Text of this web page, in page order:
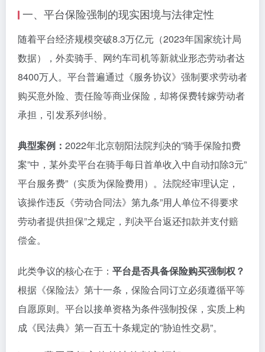
一、平台保险强制的现实困境与法律定性
随着平台经济规模突破8.3万亿元（2023年国家统计局
数据），外卖骑手、网约车司机等新就业形态劳动者达
8400万人。平台普遍通过《服务协议》强制要求劳动者
购买意外险、责任险等商业保险，却将保费转嫁劳动者
承担，引发系列纠纷。
典型案例： 2022年北京朝阳法院判决的”骑手保险扣费
案”中，某外卖平台在骑手每日首单收入中自动扣除3元”
平台服务费”（实质为保险费用）。法院经审理认定，
该操作违反《劳动合同法》第九条”用人单位不得要求
劳动者提供担保”之规定，判决平台返还扣款并支付赔
偿金。
此类争议的核心在于： 平台是否具备保险购买强制权？
根据《保险法》第十一条，保险合同订立必须遵循平等
自愿原则。平台以接单资格为条件强制投保，实质上构
成《民法典》第一百五十条规定的”胁迫性交易”。